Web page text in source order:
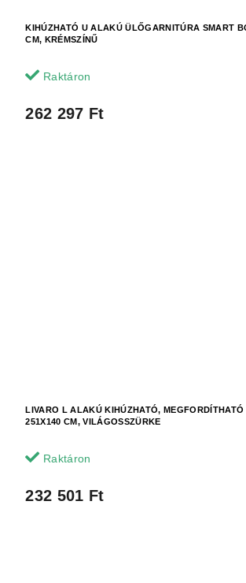
KIHÚZHATÓ U ALAKÚ ÜLŐGARNITÚRA SMART
CM, KRÉMSZÍNŰ
Raktáron
262 297 Ft
LIVARO L ALAKÚ KIHÚZHATÓ,
251X140 CM, VILÁGOSSZÜRKE
Raktáron
232 501 Ft